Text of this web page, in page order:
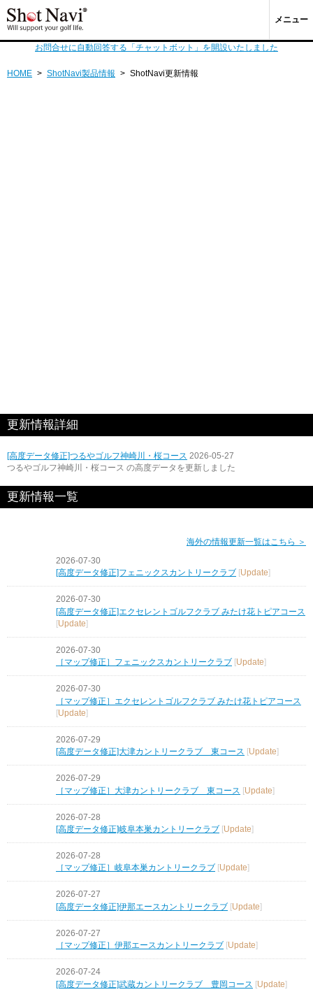
メニュー
お問合せに自動回答する「チャットボット」を開設いたしました
HOME > ShotNavi製品情報 > ShotNavi更新情報
更新情報詳細
[高度データ修正]つるやゴルフ神崎川・桜コース 2026-05-27
つるやゴルフ神崎川・桜コース の高度データを更新しました
更新情報一覧
海外の情報更新一覧はこちら ＞
2026-07-30
[高度データ修正]フェニックスカントリークラブ
Update
2026-07-30
[高度データ修正]エクセレントゴルフクラブ みたけ花トピアコース
[Update]
2026-07-30
［マップ修正］フェニックスカントリークラブ [Update]
2026-07-30
［マップ修正］エクセレントゴルフクラブ みたけ花トピアコース
[Update]
2026-07-29
[高度データ修正]大津カントリークラブ 東コース [Update]
2026-07-29
［マップ修正］大津カントリークラブ 東コース [Update]
2026-07-28
[高度データ修正]岐阜本巣カントリークラブ [Update]
2026-07-28
［マップ修正］岐阜本巣カントリークラブ
Update
2026-07-27
[高度データ修正]伊那エースカントリークラブ [Update]
2026-07-27
［マップ修正］伊那エースカントリークラブ
Update
2026-07-24
[高度データ修正]武蔵カントリークラブ 豊岡コース [Update]